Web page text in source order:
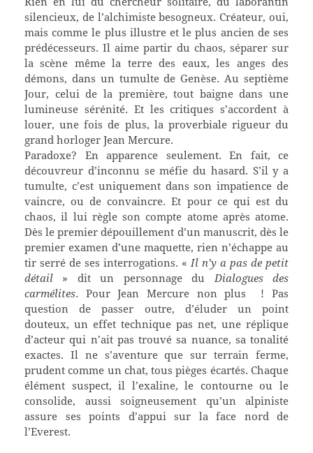
silencieux, de l’alchimiste besogneux. Créateur, oui,
mais comme le plus illustre et le plus ancien de ses
prédécesseurs. Il aime partir du chaos, séparer sur
la scène même la terre des eaux, les anges des
démons, dans un tumulte de Genèse. Au septième
Jour, celui de la première, tout baigne dans une
lumineuse sérénité. Et les critiques s’accordent à
louer, une fois de plus, la proverbiale rigueur du
grand horloger Jean Mercure.
Paradoxe? En apparence seulement. En fait, ce
découvreur d’inconnu se méfie du hasard. S’il y a
tumulte, c’est uniquement dans son impatience de
vaincre, ou de convaincre. Et pour ce qui est du
chaos, il lui règle son compte atome après atome.
Dès le premier dépouillement d’un manuscrit, dès le
premier examen d’une maquette, rien n’échappe au
tir serré de ses interrogations. «Il n’y a pas de petit
détail » dit un personnage duDialogues des
carmélites. Pour Jean Mercure non plus ! Pas
question de passer outre, d’éluder un point
douteux, un effet technique pas net, une réplique
d’acteur qui n’ait pas trouvé sa nuance, sa tonalité
exactes. Il ne s’aventure que sur terrain ferme,
prudent comme un chat, tous pièges écartés. Chaque
élément suspect, il l’exaline, le contourne ou le
consolide, aussi soigneusement qu’un alpiniste
assure ses points d’appui sur la face nord de
l’Everest.